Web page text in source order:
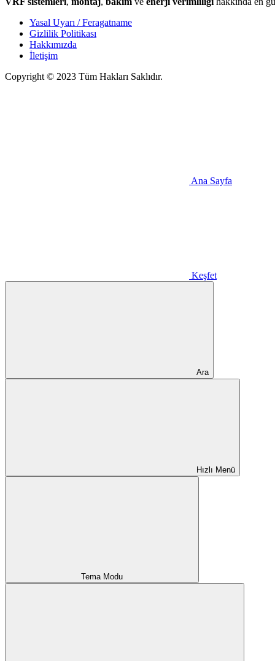
Yasal Uyarı / Feragatname
Gizlilik Politikası
Hakkımızda
İletişim
Copyright © 2023 Tüm Hakları Saklıdır.
Ana Sayfa
Keşfet
Ara
Hızlı Menü
Tema Modu